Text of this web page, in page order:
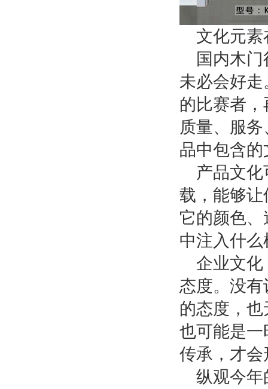
文化元素
国内木
未必会好
的比赛者
质量、服
品中包含
产品文
载，能够
它的颜色
中注入什
企业文化
态度。没
的态度，
也可能是
传承，才
纵观今年